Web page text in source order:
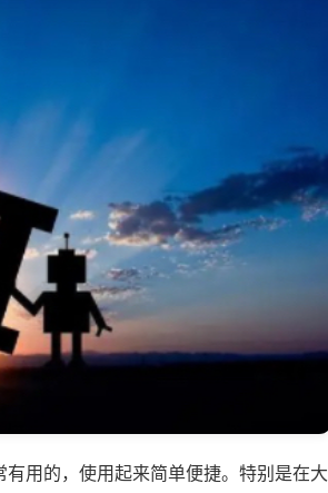
用的，使用起来简单便捷。特别是在大